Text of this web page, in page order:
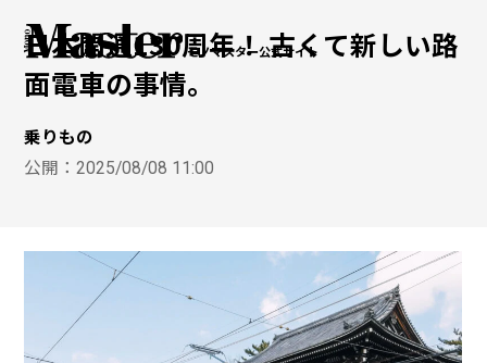
モノマスター公式サイト
日本開通130周年！ 古くて新しい路
面電車の事情。
乗りもの
公開：2025/08/08 11:00